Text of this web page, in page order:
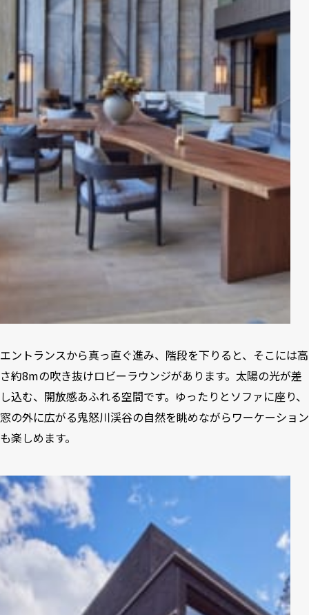
エントランスから真っ直ぐ進み、階段を下りると、そこには高
さ約8mの吹き抜けロビーラウンジがあります。太陽の光が差
し込む、開放感あふれる空間です。ゆったりとソファに座り、
窓の外に広がる鬼怒川渓谷の自然を眺めながらワーケーション
も楽しめます。